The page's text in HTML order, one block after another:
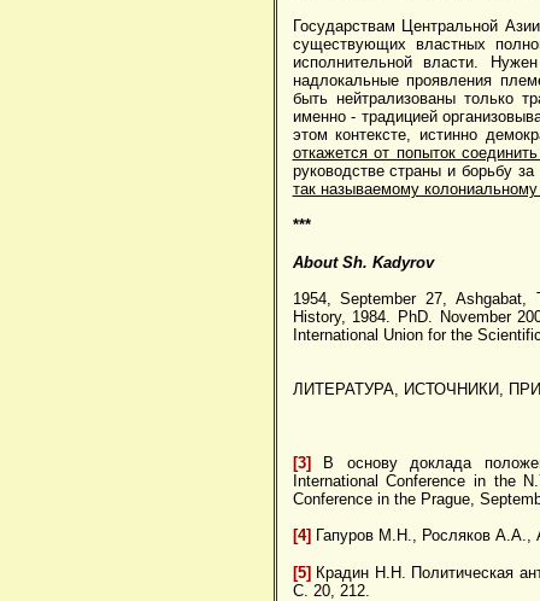
Государствам Центральной
существующих властных
исполнительной власти.
надлокальные проявления
быть нейтрализованы только
именно - традицией
этом контексте, истинно
откажется от попыток
руководстве страны и борьбу
так называемому
***
About Sh. Kadyrov
1954, September 27, Ashgabat,
History, 1984. PhD. November
International Union for the
ЛИТЕРАТУРА, ИСТОЧНИКИ,
[3] В основу доклада
International Conference in the
Conference in the Prague,
[4] Гапуров М.Н., Росляков А.А.,
[5]Крадин Н.Н. Политическая
С. 20, 212.